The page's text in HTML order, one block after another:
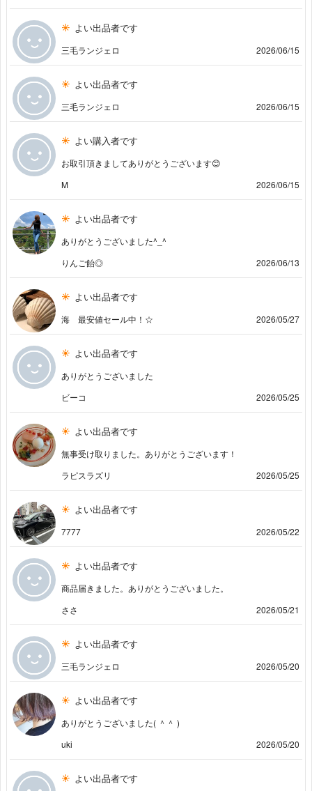
よい出品者です
三毛ランジェロ 2026/06/15
よい出品者です
三毛ランジェロ 2026/06/15
よい購入者です
お取引頂きましてありがとうございます😊
M
2026/06/15
よい出品者です
ありがとうございました^_^
りんご飴◎
2026/06/13
よい出品者です
海 最安値セール中！☆ 2026/05/27
よい出品者です
ありがとうございました
ビーコ
2026/05/25
よい出品者です
無事受け取りました。ありがとうございます！
ラピスラズリ
2026/05/25
よい出品者です
7777 2026/05/22
よい出品者です
商品届きました。ありがとうございました。
ささ
2026/05/21
よい出品者です
三毛ランジェロ 2026/05/20
よい出品者です
ありがとうございました( ＾＾ )
uki
2026/05/20
よい出品者です